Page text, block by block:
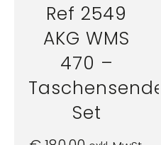
Ref 2549
AKG WMS
470 –
Taschensender
Set